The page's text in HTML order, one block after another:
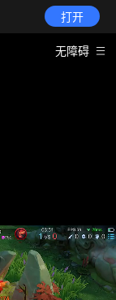
打开
无障碍